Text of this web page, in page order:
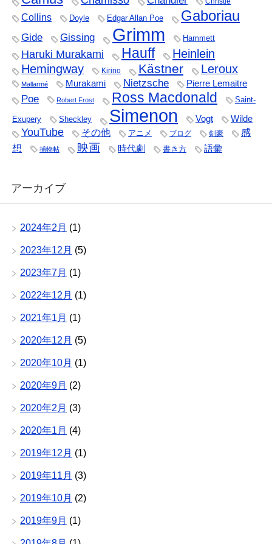
Collins Doyle Edgar Allan Poe Gaboriau
Gide Gissing Grimm Hammett
Haruki Murakami Hauff
Heinlein
Hemingway
Kirino Kästner Leroux
Mallarmé Murakami Nietzsche Pierre Lemaitre
Poe Robert Frost Ross Macdonald Saint-
Exupery Sheckley Simenon Vogt Wilde
YouTube その他 アニメ ブログ 剣豪
感
想
捕物帖 映画 時代劇 書き方 語彙
アーカイブ
2024年2月 (1)
2023年12月 (5)
2023年7月 (1)
2022年12月 (1)
2021年1月 (1)
2020年12月 (5)
2020年10月 (1)
2020年9月 (2)
2020年2月 (3)
2020年1月 (4)
2019年12月 (1)
2019年11月 (3)
2019年10月 (2)
2019年9月 (1)